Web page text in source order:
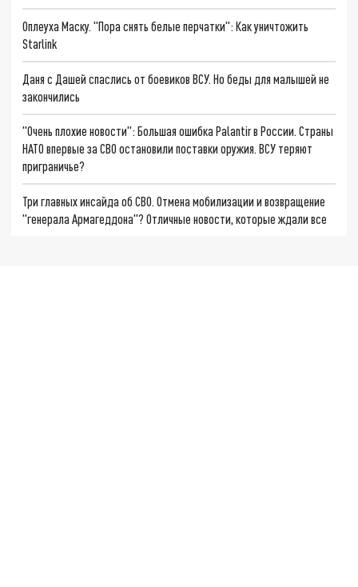
Оплеуха Маску. "Пора снять белые перчатки": Как уничтожить
Starlink
Даня с Дашей спаслись от боевиков ВСУ. Но беды для малышей не
закончились
"Очень плохие новости": Большая ошибка Palantir в России. Страны
НАТО впервые за СВО остановили поставки оружия. ВСУ теряют
приграничье?
Три главных инсайда об СВО. Отмена мобилизации и возвращение
"генерала Армагеддона"? Отличные новости, которые ждали все